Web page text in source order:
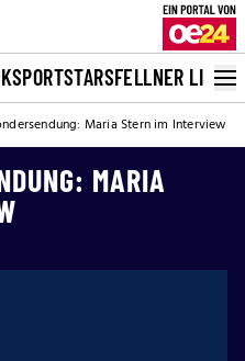
SPORTSTARSFELLNER LIVE
Maria Stern im Interview
MARIA